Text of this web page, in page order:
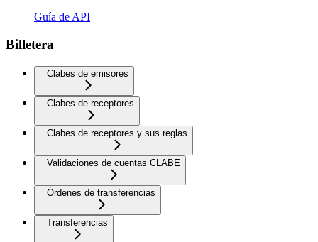
Guía de API
Billetera
Clabes de emisores
Clabes de receptores
Clabes de receptores y sus reglas
Validaciones de cuentas CLABE
Órdenes de transferencias
Transferencias